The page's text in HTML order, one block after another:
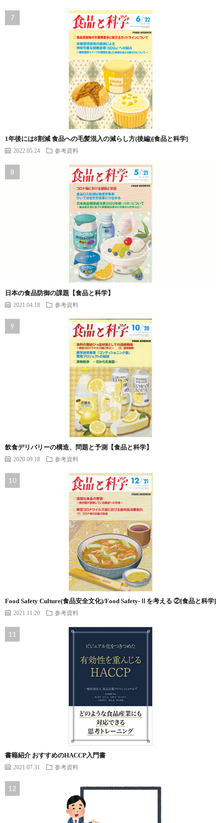
1年後には8割減 食品への毛髪混入の減らし方(後編)[食品と科学]
2022.05.24 参考資料
日本の食品防御の課題【食品と科学】
2021.04.18 参考資料
飲食デリバリーの構造、問題と予測【食品と科学】
2020.09.18 参考資料
Food Safety Culture(食品安全文化)/Food Safety-Ⅱを考える ②[食品と科学]
2021.11.20 参考資料
書籍紹介 おすすめのHACCP入門書
2021.07.31 参考資料